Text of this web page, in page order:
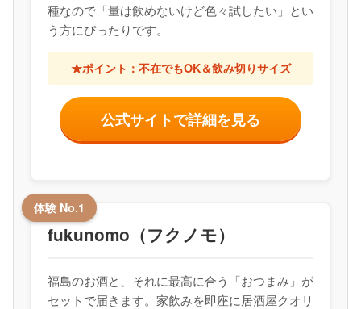
種なので「量は飲めないけど色々試したい」とい
う方にぴったりです。
★ポイント：不在でもOK＆飲み切りサイズ
公式サイトで詳細を見る
体験 No.1
fukunomo（フクノモ）
福島のお酒と、それに最高に合う「おつまみ」が
セットで届きます。家飲みを即座に居酒屋クオリ